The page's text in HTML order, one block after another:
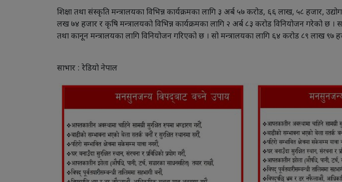
शिक्षा तथा संस्कृति मन्त्रालयका विभिन्न कार्यक्रमका लागि ३ अर्ब ५७ करोड, ६६ लाख, ५८ हजार,
लख ७४ हजार र कृषि मन्त्रालयको विभिन्न कार्यक्रमका लागि २ अर्ब ८३ करोड विनियोजन गरेको छ
तथा कानून मन्त्रालयका लागि विनियोजन गरिएको छ । सो मन्त्रालयका लागि ६४ करोड ८९ लाख ९७
साभार : रेडियो नेपाल